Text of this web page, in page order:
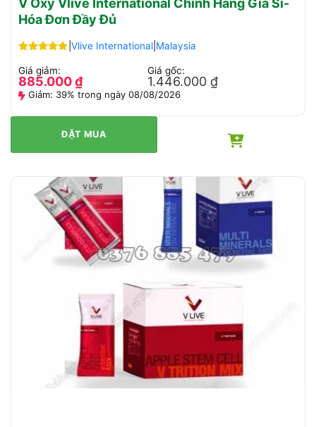
Hóa Đơn Đầy Đủ
hạng4.96
5 sao
Vlive International| Malaysia
Giá giảm:
885.000₫
Giá gốc:
1.446.000 ₫
Giảm: 39% trong ngày 08/08/2026
ĐẶT MUA